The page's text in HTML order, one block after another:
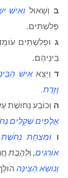
בוְשָׁאוּל וְאִישׁ
פְּלִשְׁתִּים.
גוּפְלִשְׁתִּים
בֵּינֵיהֶם.
דוַיֵּצֵאאִישׁ
וָזָרֶת
ה וְכוֹבַע נְחושֶׁת
אֲלָפִים שְׁקָלִים
ו וּמִצְחַת נְחֹשֶׁת
אֹורְגִים, וְלַהֶבֶת
וְנוֹשֵׂא הַצִּינָּה